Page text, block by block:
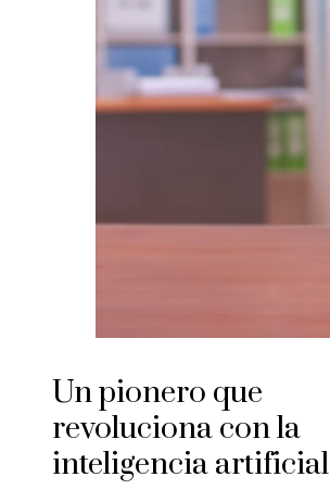
Un pionero que
revoluciona con la
inteligencia artificial